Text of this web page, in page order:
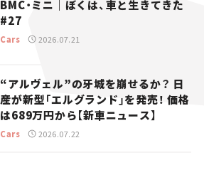
BMC・ミニ｜ぼくは、車と生きてきた
#27
Cars 2026.07.21
“アルヴェル”の牙城を崩せるか？ 日
産が新型「エルグランド」を発売！ 価格
は689万円から【新車ニュース】
Cars 2026.07.22